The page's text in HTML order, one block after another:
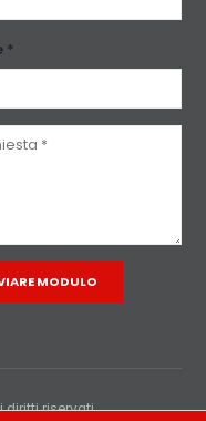
*
diritti riservati.